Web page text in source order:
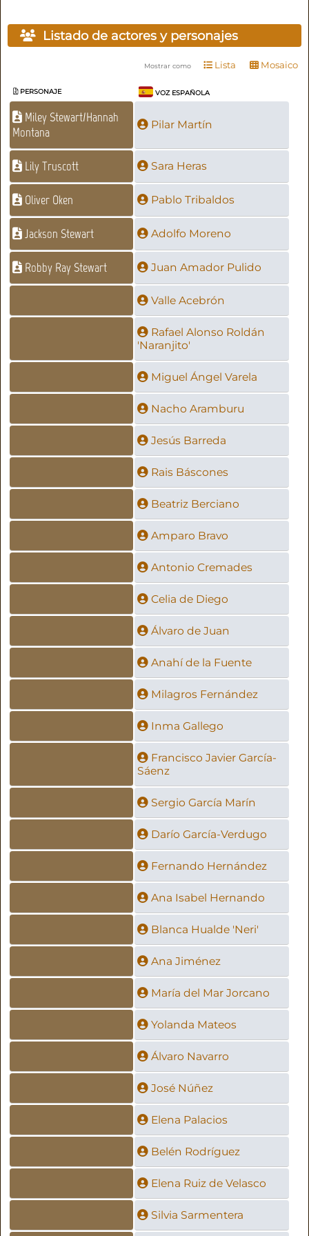
Listado de actores y personajes
Mostrar como Lista Mosaico
PERSONAJE VOZ ESPAÑOLA
Miley Stewart/Hannah
Montana
Pilar Martín
Lily Truscott Sara Heras
Oliver Oken Pablo Tribaldos
Jackson Stewart Adolfo Moreno
Robby Ray Stewart Juan Amador Pulido
Valle Acebrón
Rafael Alonso Roldán
'Naranjito'
Miguel Ángel Varela
Nacho Aramburu
Jesús Barreda
Rais Báscones
Beatriz Berciano
Amparo Bravo
Antonio Cremades
Celia de Diego
Álvaro de Juan
Anahí de la Fuente
Milagros Fernández
Inma Gallego
Francisco Javier García-
Sáenz
Sergio García Marín
Darío García-Verdugo
Fernando Hernández
Ana Isabel Hernando
Blanca Hualde 'Neri'
Ana Jiménez
María del Mar Jorcano
Yolanda Mateos
Álvaro Navarro
José Núñez
Elena Palacios
Belén Rodríguez
Elena Ruiz de Velasco
Silvia Sarmentera